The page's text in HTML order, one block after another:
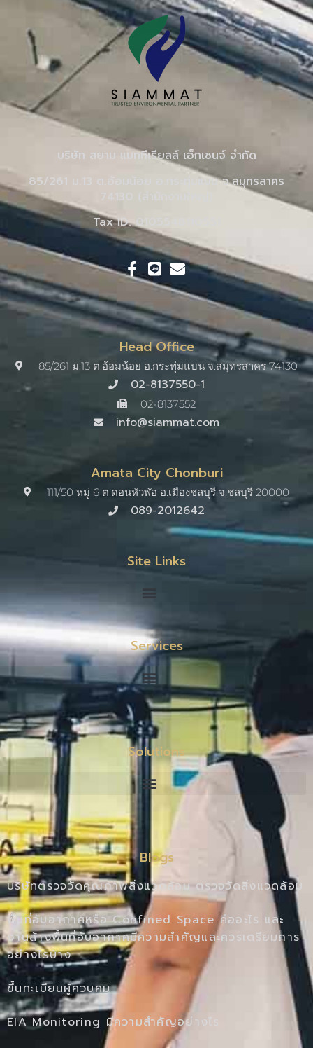
บริษัท สยาม แมททีเรียลส์ เอ็กเชนจ์ จำกัด
85/261 ม.13 ต.อ้อมน้อย อ.กระทุ่มแบน จ.สมุทรสาคร
74130 (สำนักงานใหญ่)
Tax ID: 0105548110551
Head Office
85/261 ม.13 ต.อ้อมน้อย อ.กระทุ่มแบน จ.สมุทรสาคร 74130
02-8137550-1
02-8137552
info@siammat.com
Amata City Chonburi
111/50 หมู่ 6 ต.ดอนหัวฬ่อ อ.เมืองชลบุรี จ.ชลบุรี 20000​
089-2012642
Site Links
Services
Solutions
Blogs
บริษัทตรวจวัดคุณภาพสิ่งแวดล้อม ตรวจวัดสิ่งแวดล้อม
พื้นที่อับอากาศหรือ Confined Space คืออะไร และ
งานล้างพื้นที่อับอากาศมีความสำคัญและควรเตรียมการ
อย่างไรบ้าง
ขึ้นทะเบียนผู้ควบคุม
EIA Monitoring มีความสำคัญอย่างไร